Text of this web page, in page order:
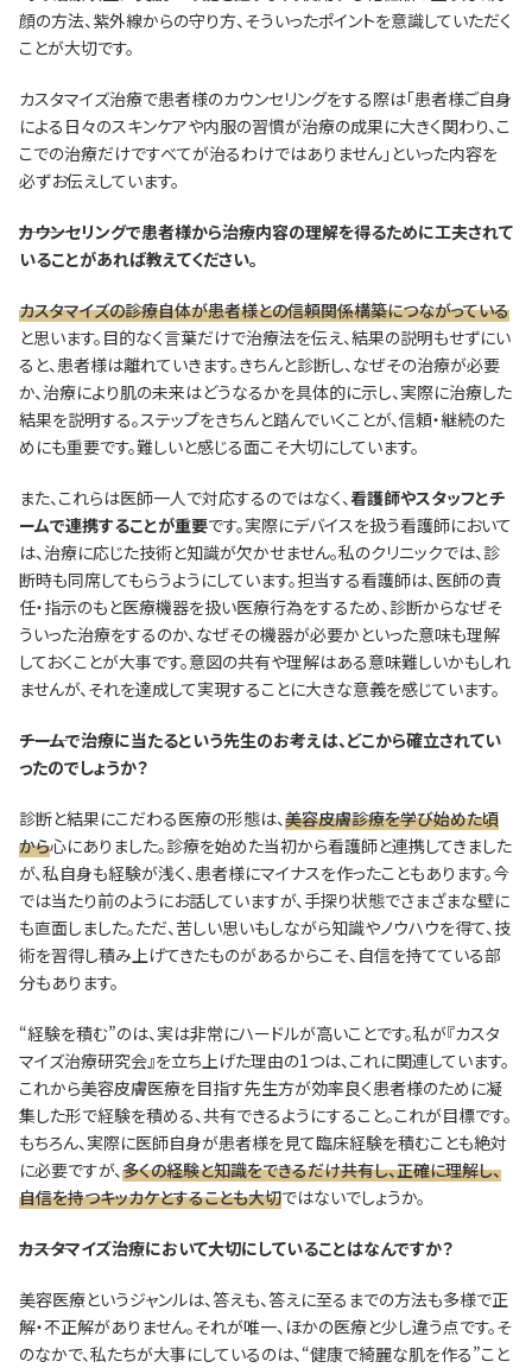
顔の方法、紫外線からの守り方、そういったポイントを意識していただく
ことが大切です。
カスタマイズ治療で患者様のカウンセリングをする際は「患者様ご自身
による日々のスキンケアや内服の習慣が治療の成果に大きく関わり、こ
こでの治療だけですべてが治るわけではありません」といった内容を
必ずお伝えしています。
―――カウンセリングで患者様から治療内容の理解を得るために工夫されて
いることがあれば教えてください。
カスタマイズの診療自体が患者様との信頼関係構築につながっている
と思います。目的なく言葉だけで治療法を伝え、結果の説明もせずにい
ると、患者様は離れていきます。きちんと診断し、なぜその治療が必要
か、治療により肌の未来はどうなるかを具体的に示し、実際に治療した
結果を説明する。ステップをきちんと踏んでいくことが、信頼・継続のた
めにも重要です。難しいと感じる面こそ大切にしています。
また、これらは医師一人で対応するのではなく、看護師やスタッフとチ
ームで連携することが重要です。実際にデバイスを扱う看護師において
は、治療に応じた技術と知識が欠かせません。私のクリニックでは、診
断時も同席してもらうようにしています。担当する看護師は、医師の責
任・指示のもと医療機器を扱い医療行為をするため、診断からなぜそ
ういった治療をするのか、なぜその機器が必要かといった意味も理解
しておくことが大事です。意図の共有や理解はある意味難しいかもしれ
ませんが、それを達成して実現することに大きな意義を感じています。
―――チームで治療に当たるという先生のお考えは、どこから確立されてい
ったのでしょうか？
診断と結果にこだわる医療の形態は、美容皮膚診療を学び始めた頃
から心にありました。診療を始めた当初から看護師と連携してきました
が、私自身も経験が浅く、患者様にマイナスを作ったこともあります。今
では当たり前のようにお話していますが、手探り状態でさまざまな壁に
も直面しました。ただ、苦しい思いもしながら知識やノウハウを得て、技
術を習得し積み上げてきたものがあるからこそ、自信を持てている部
分もあります。
“経験を積む”のは、実は非常にハードルが高いことです。私が『カスタ
マイズ治療研究会』を立ち上げた理由の1つは、これに関連しています。
これから美容皮膚医療を目指す先生方が効率良く患者様のために凝
集した形で経験を積める、共有できるようにすること。これが目標です。
もちろん、実際に医師自身が患者様を見て臨床経験を積むことも絶対
に必要ですが、多くの経験と知識をできるだけ共有し、正確に理解し、
自信を持つキッカケとすることも大切ではないでしょうか。
―――カスタマイズ治療において大切にしていることはなんですか？
美容医療というジャンルは、答えも、答えに至るまでの方法も多様で正
解・不正解がありません。それが唯一、ほかの医療と少し違う点です。そ
のなかで、私たちが大事にしているのは、“健康で綺麗な肌を作る”こと